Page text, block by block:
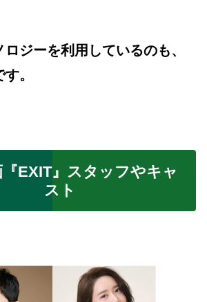
ジーを利用しているのも、
。
EXIT』スタッフやキャ
スト